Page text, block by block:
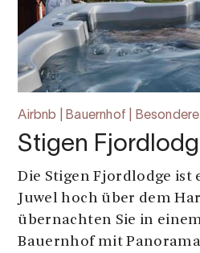
Airbnb | Bauernhof |
Stigen
Die Stigen Fjordlodge ist
Juwel hoch über dem
übernachten Sie in
Bauernhof mit